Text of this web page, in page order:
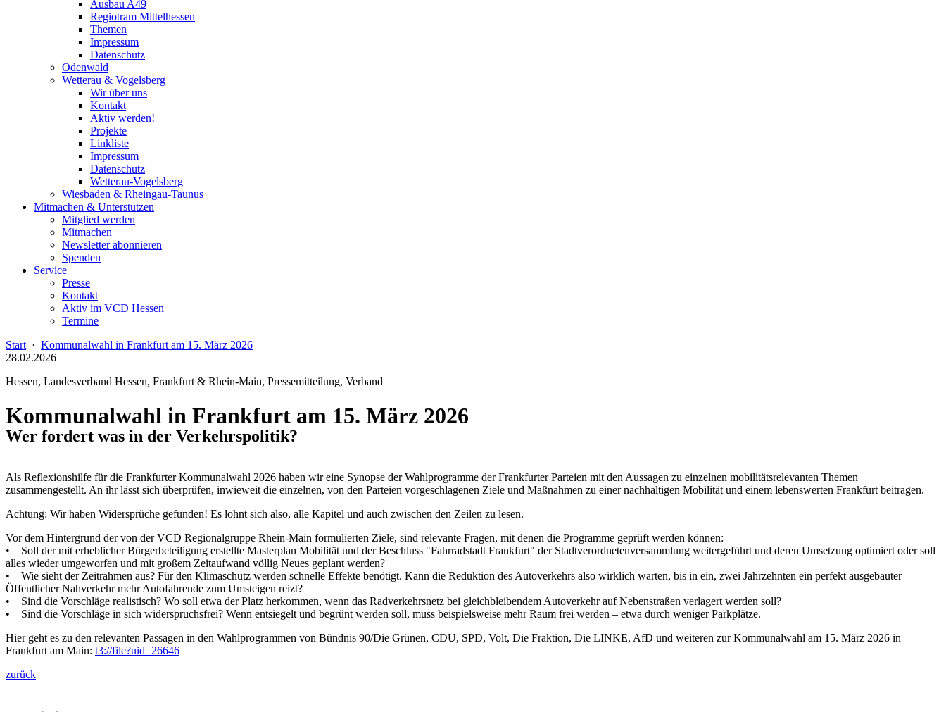
Ausbau A49
Regiotram Mittelhessen
Themen
Impressum
Datenschutz
Odenwald
Wetterau & Vogelsberg
Wir über uns
Kontakt
Aktiv werden!
Projekte
Linkliste
Impressum
Datenschutz
Wetterau-Vogelsberg
Wiesbaden & Rheingau-Taunus
Mitmachen & Unterstützen
Mitglied werden
Mitmachen
Newsletter abonnieren
Spenden
Service
Presse
Kontakt
Aktiv im VCD Hessen
Termine
Start · Kommunalwahl in Frankfurt am 15. März 2026
28.02.2026
Hessen, Landesverband Hessen, Frankfurt & Rhein-Main, Pressemitteilung, Verband
Kommunalwahl in Frankfurt am 15. März 2026
Wer fordert was in der Verkehrspolitik?
Als Reflexionshilfe für die Frankfurter Kommunalwahl 2026 haben wir eine Synopse der Wahlprogramme der Frankfurter Parteien mit den Aussagen zu einzelnen mobilitätsrelevanten Themen
zusammengestellt. An ihr lässt sich überprüfen, inwieweit die einzelnen, von den Parteien vorgeschlagenen Ziele und Maßnahmen zu einer nachhaltigen Mobilität und einem lebenswerten Frankfurt beitragen.
Achtung: Wir haben Widersprüche gefunden! Es lohnt sich also, alle Kapitel und auch zwischen den Zeilen zu lesen.
Vor dem Hintergrund der von der VCD Regionalgruppe Rhein-Main formulierten Ziele, sind relevante Fragen, mit denen die Programme geprüft werden können:
• Soll der mit erheblicher Bürgerbeteiligung erstellte Masterplan Mobilität und der Beschluss "Fahrradstadt Frankfurt" der Stadtverordnetenversammlung weitergeführt und deren Umsetzung optimiert oder soll
alles wieder umgeworfen und mit großem Zeitaufwand völlig Neues geplant werden?
• Wie sieht der Zeitrahmen aus? Für den Klimaschutz werden schnelle Effekte benötigt. Kann die Reduktion des Autoverkehrs also wirklich warten, bis in ein, zwei Jahrzehnten ein perfekt ausgebauter
Öffentlicher Nahverkehr mehr Autofahrende zum Umsteigen reizt?
• Sind die Vorschläge realistisch? Wo soll etwa der Platz herkommen, wenn das Radverkehrsnetz bei gleichbleibendem Autoverkehr auf Nebenstraßen verlagert werden soll?
• Sind die Vorschläge in sich widerspruchsfrei? Wenn entsiegelt und begrünt werden soll, muss beispielsweise mehr Raum frei werden – etwa durch weniger Parkplätze.
Hier geht es zu den relevanten Passagen in den Wahlprogrammen von Bündnis 90/Die Grünen, CDU, SPD, Volt, Die Fraktion, Die LINKE, AfD und weiteren zur Kommunalwahl am 15. März 2026 in
Frankfurt am Main: t3://file?uid=26646
zurück